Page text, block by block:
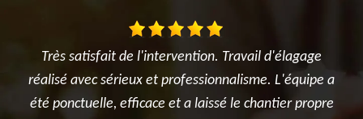
d'élagage
L'équipe a
propre
Je suis ravi des travaux réalisés dans mon
l'élagage du cerisier, l'entretien des rosiers, la
et surtout le terrassement et la création du